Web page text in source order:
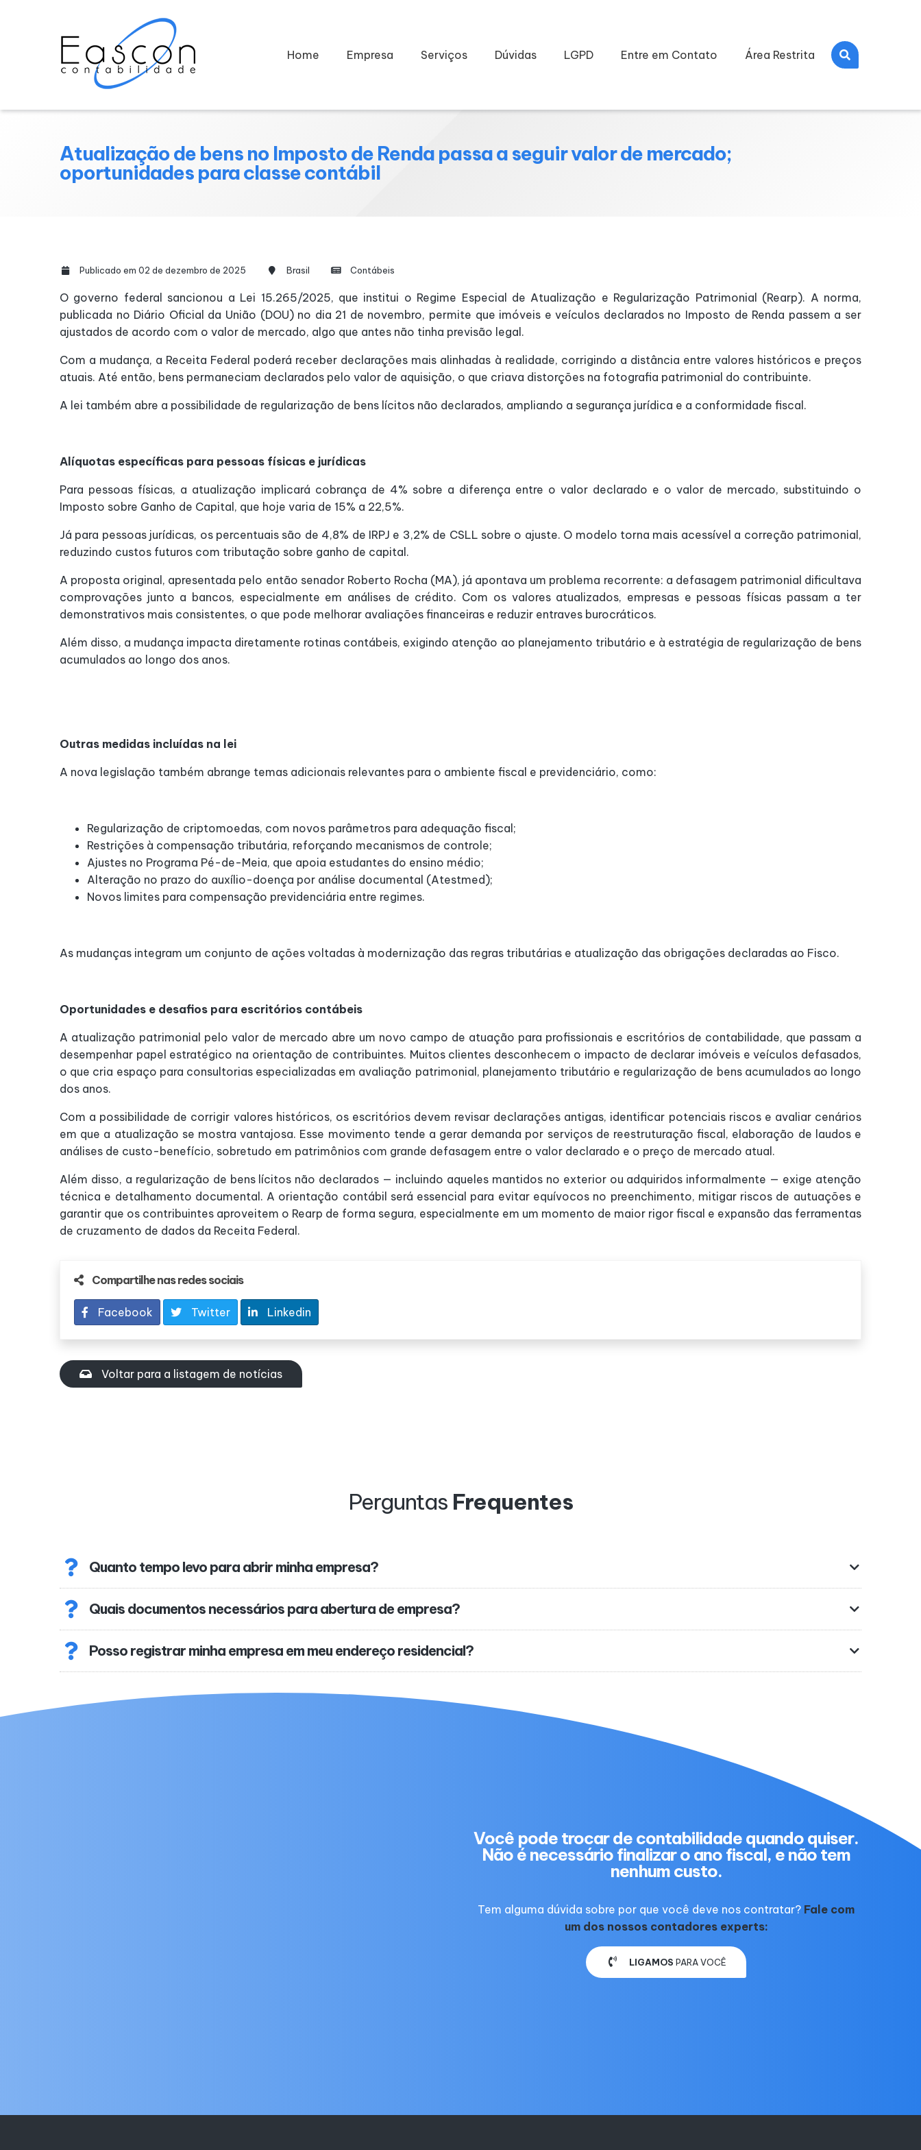
Home Empresa Serviços Dúvidas LGPD Entre em Contato Área Restrita
Atualização de bens no Imposto de Renda passa a seguir valor de mercado;
oportunidades para classe contábil
Publicado em 02 de dezembro de 2025 Brasil Contábeis
O governo federal sancionou a Lei 15.265/2025, que institui o Regime Especial de Atualização e Regularização Patrimonial (Rearp). A norma,
publicada no Diário Oficial da União (DOU) no dia 21 de novembro, permite que imóveis e veículos declarados no Imposto de Renda passem a ser
ajustados de acordo com o valor de mercado, algo que antes não tinha previsão legal.
Com a mudança, a Receita Federal poderá receber declarações mais alinhadas à realidade, corrigindo a distância entre valores históricos e preços
atuais. Até então, bens permaneciam declarados pelo valor de aquisição, o que criava distorções na fotografia patrimonial do contribuinte.
A lei também abre a possibilidade de regularização de bens lícitos não declarados, ampliando a segurança jurídica e a conformidade fiscal.
Alíquotas específicas para pessoas físicas e jurídicas
Para pessoas físicas, a atualização implicará cobrança de 4% sobre a diferença entre o valor declarado e o valor de mercado, substituindo o
Imposto sobre Ganho de Capital, que hoje varia de 15% a 22,5%.
Já para pessoas jurídicas, os percentuais são de 4,8% de IRPJ e 3,2% de CSLL sobre o ajuste. O modelo torna mais acessível a correção patrimonial,
reduzindo custos futuros com tributação sobre ganho de capital.
A proposta original, apresentada pelo então senador Roberto Rocha (MA), já apontava um problema recorrente: a defasagem patrimonial dificultava
comprovações junto a bancos, especialmente em análises de crédito. Com os valores atualizados, empresas e pessoas físicas passam a ter
demonstrativos mais consistentes, o que pode melhorar avaliações financeiras e reduzir entraves burocráticos.
Além disso, a mudança impacta diretamente rotinas contábeis, exigindo atenção ao planejamento tributário e à estratégia de regularização de bens
acumulados ao longo dos anos.
Outras medidas incluídas na lei
A nova legislação também abrange temas adicionais relevantes para o ambiente fiscal e previdenciário, como:
Regularização de criptomoedas, com novos parâmetros para adequação fiscal;
Restrições à compensação tributária, reforçando mecanismos de controle;
Ajustes no Programa Pé-de-Meia, que apoia estudantes do ensino médio;
Alteração no prazo do auxílio-doença por análise documental (Atestmed);
Novos limites para compensação previdenciária entre regimes.
As mudanças integram um conjunto de ações voltadas à modernização das regras tributárias e atualização das obrigações declaradas ao Fisco.
Oportunidades e desafios para escritórios contábeis
A atualização patrimonial pelo valor de mercado abre um novo campo de atuação para profissionais e escritórios de contabilidade, que passam a
desempenhar papel estratégico na orientação de contribuintes. Muitos clientes desconhecem o impacto de declarar imóveis e veículos defasados,
o que cria espaço para consultorias especializadas em avaliação patrimonial, planejamento tributário e regularização de bens acumulados ao longo
dos anos.
Com a possibilidade de corrigir valores históricos, os escritórios devem revisar declarações antigas, identificar potenciais riscos e avaliar cenários
em que a atualização se mostra vantajosa. Esse movimento tende a gerar demanda por serviços de reestruturação fiscal, elaboração de laudos e
análises de custo-benefício, sobretudo em patrimônios com grande defasagem entre o valor declarado e o preço de mercado atual.
Além disso, a regularização de bens lícitos não declarados — incluindo aqueles mantidos no exterior ou adquiridos informalmente — exige atenção
técnica e detalhamento documental. A orientação contábil será essencial para evitar equívocos no preenchimento, mitigar riscos de autuações e
garantir que os contribuintes aproveitem o Rearp de forma segura, especialmente em um momento de maior rigor fiscal e expansão das ferramentas
de cruzamento de dados da Receita Federal.
Compartilhe nas redes sociais
Facebook Twitter Linkedin
Voltar para a listagem de notícias
Perguntas Frequentes
Quanto tempo levo para abrir minha empresa?
Quais documentos necessários para abertura de empresa?
Posso registrar minha empresa em meu endereço residencial?
Você pode trocar de contabilidade quando quiser.
Não é necessário finalizar o ano fiscal, e não tem
nenhum custo.
Tem alguma dúvida sobre por que você deve nos contratar? Fale com
um dos nossos contadores experts:
LIGAMOS PARA VOCÊ